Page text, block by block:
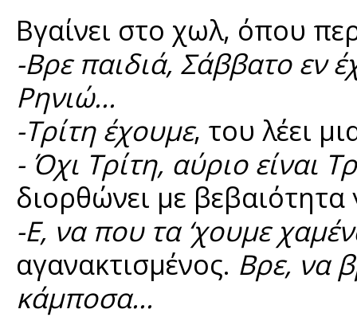
Βγαίνει στο χωλ, όπου
-Βρε παιδιά, Σάββατο εν
Ρηνιώ...
-Τρίτη έχουμε, του λέει
- Όχι Τρίτη, αύριο είναι
διορθώνει με
-Ε, να που τα ‘χουμε
αγανακτισμένος. Βρε, να
κάμποσα...